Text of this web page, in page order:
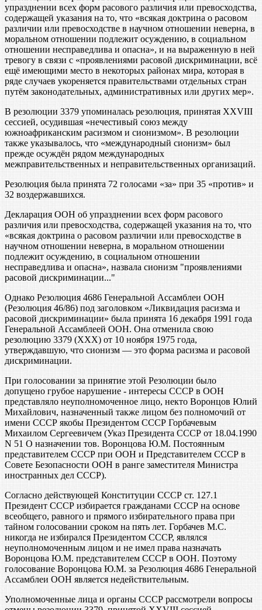
упразднении всех форм расового различия или превосходства,
содержащей указания на то, что «всякая доктрина о расовом
различии или превосходстве в научном отношении неверна, в
моральном отношении подлежит осуждению, в социальном
отношении несправедлива и опасна», и на выраженную в ней
тревогу в связи с «проявлениями расовой дискриминации, всё
ещё имеющими место в некоторых районах мира, которая в
ряде случаев укореняется правительствами отдельных стран
путём законодательных, административных или других мер».
В резолюции 3379 упоминалась резолюция, принятая XXVIII
сессией, осудившая «нечестивый союз между
южноафриканским расизмом и сионизмом». В резолюции
также указывалось, что «международный сионизм» был
прежде осуждён рядом международных
межправительственных и неправительственных организаций.
Резолюция была принята 72 голосами «за» при 35 «против» и
32 воздержавшихся.
Декларация ООН об упразднении всех форм расового
различия или превосходства, содержащей указания на то, что
«всякая доктрина о расовом различии или превосходстве в
научном отношении неверна, в моральном отношении
подлежит осуждению, в социальном отношении
несправедлива и опасна», назвала сионизм "проявлениями
расовой дискриминации..."
Однако Резолюция 4686 Генеральной Ассамблеи ООН
(Резолюция 46/86) под заголовком «Ликвидация расизма и
расовой дискриминации» была принята 16 декабря 1991 года
Генеральной Ассамблеей ООН. Она отменила свою
резолюцию 3379 (ХХХ) от 10 ноября 1975 года,
утверждавшую, что сионизм — это форма расизма и расовой
дискриминации.
При голосовании за принятие этой Резолюции было
допущено грубое нарушение - интересы СССР в ООН
представляло неуполномоченное лицо, некто Воронцов Юлий
Михайлович, назначенный также лицом без полномочий от
имени СССР якобы Президентом СССР Горбачевым
Михаилом Сергеевичем (Указ Президента СССР от 18.04.1990
N 51 О назначении тов. Воронцова Ю.М. Постоянным
представителем СССР при ООН и Представителем СССР в
Совете Безопасности ООН в ранге заместителя Министра
иностранных дел СССР).
Согласно действующей Конституции СССР ст. 127.1
Президент СССР избирается гражданами СССР на основе
всеобщего, равного и прямого избирательного права при
тайном голосовании сроком на пять лет. Горбачев М.С.
никогда не избирался Президентом СССР, являлся
неуполномоченным лицом и не имел права назначать
Воронцова Ю.М. представителем СССР в ООН. Поэтому
голосование Воронцова Ю.М. за Резолюция 4686 Генеральной
Ассамблеи ООН является недействительным.
Уполномоченные лица и органы СССР рассмотрели вопросы